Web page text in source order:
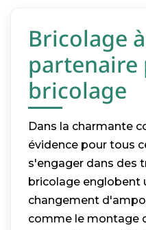
Bricolage
bricolage
Dans la charmante
évidence pour tous
s'engager dans des
bricolage englobent
changement
comme le montage